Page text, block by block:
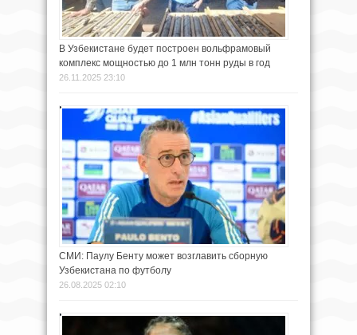
В Узбекистане будет построен вольфрамовый
комплекс мощностью до 1 млн тонн руды в год
26.11.2025 23:10
СМИ: Паулу Бенту может возглавить сборную
Узбекистана по футболу
26.08.2025 02:10